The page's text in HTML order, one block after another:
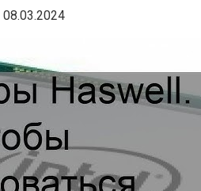
08.03.2024